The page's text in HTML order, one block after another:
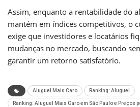
Assim, enquanto a rentabilidade do
mantém em índices competitivos, o
exige que investidores e locatários
mudanças no mercado, buscando
garantir um retorno satisfatório.
Aluguel Mais Caro Ranking: Aluguel
Ranking: Aluguel Mais Caro em São Paulo e Preços